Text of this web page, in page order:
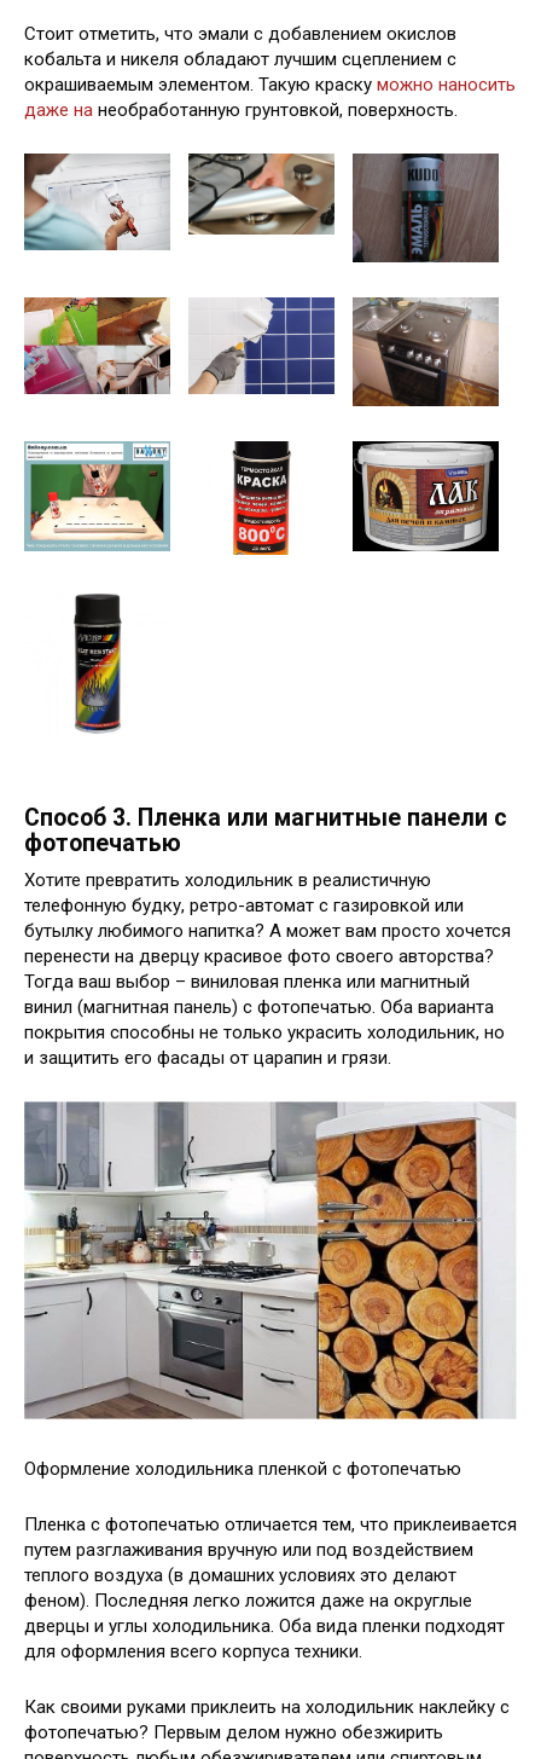
Стоит отметить, что эмали с добавлением окислов
кобальта и никеля обладают лучшим сцеплением с
окрашиваемым элементом. Такую краску можно наносить
даже на необработанную грунтовкой, поверхность.
Способ 3. Пленка или магнитные панели с
фотопечатью
Хотите превратить холодильник в реалистичную
телефонную будку, ретро-автомат с газировкой или
бутылку любимого напитка? А может вам просто хочется
перенести на дверцу красивое фото своего авторства?
Тогда ваш выбор – виниловая пленка или магнитный
винил (магнитная панель) с фотопечатью. Оба варианта
покрытия способны не только украсить холодильник, но
и защитить его фасады от царапин и грязи.
Оформление холодильника пленкой с фотопечатью
Пленка с фотопечатью отличается тем, что приклеивается
путем разглаживания вручную или под воздействием
теплого воздуха (в домашних условиях это делают
феном). Последняя легко ложится даже на округлые
дверцы и углы холодильника. Оба вида пленки подходят
для оформления всего корпуса техники.
Как своими руками приклеить на холодильник наклейку с
фотопечатью? Первым делом нужно обезжирить